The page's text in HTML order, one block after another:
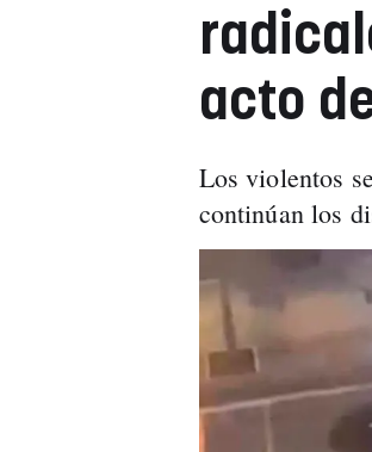
acto
Los violentos
continúan los